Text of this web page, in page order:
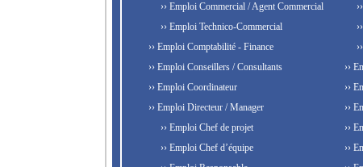
›› Emploi Commercial / Agent Commercial
›› Emploi Technico-Commercial
›› Emploi Comptabilité - Finance
›› Emploi Conseillers / Consultants
›› Emploi Coordinateur
›› Emploi Directeur / Manager
›› Emploi Chef de projet
›› Emploi Chef d’équipe
››
››
››
››
››